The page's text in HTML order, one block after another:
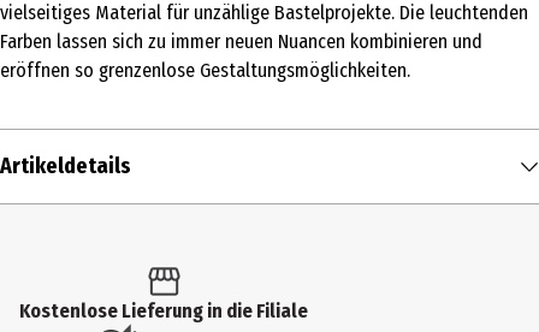
vielseitiges Material für unzählige Bastelprojekte. Die leuchtenden
Farben lassen sich zu immer neuen Nuancen kombinieren und
eröffnen so grenzenlose Gestaltungsmöglichkeiten.
Artikeldetails
Produkttyp
Kostenlose Lieferung in die Filiale